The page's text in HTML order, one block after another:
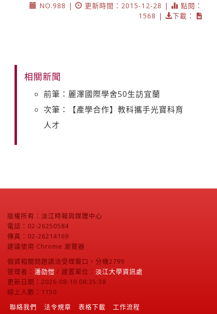
NO.988 |
更新時間：2015-12-28 |
點閱：
1568 |
下載：
相關新聞
前筆：麗澤國際學舍50生訪宜蘭
次筆：【產學合作】教科攜手光寶科育
人才
版權所有：淡江時報與媒體中心
電話：02-26250584
傳真：02-26214169
建議使用 Chrome 瀏覽器
個資相關問題請洽受理窗口，分機2799
管理者： 潘劭愷 / 建置單位： 淡江大學資訊處
更新日期：2026-08-10 08:35:38
線上人數：1150
聯絡我們
法令規章 表格下載
工作流程